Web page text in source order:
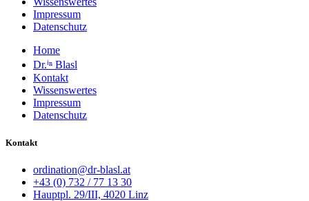
Impressum
Datenschutz
Home
Dr.ⁱⁿ Blasl
Kontakt
Wissenswertes
Impressum
Datenschutz
Kontakt
ordination@dr-blasl.at
+43 (0) 732 / 77 13 30
Hauptpl. 29/III, 4020 Linz